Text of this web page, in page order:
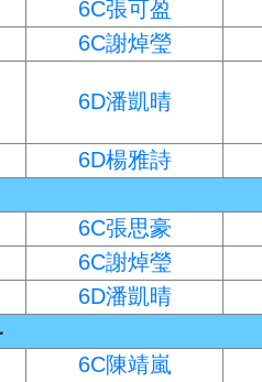
6C張可盈
6C謝焯瑩
6D潘凱晴
6D楊雅詩
6C張思豪
6C謝焯瑩
6D潘凱晴
6C陳靖嵐